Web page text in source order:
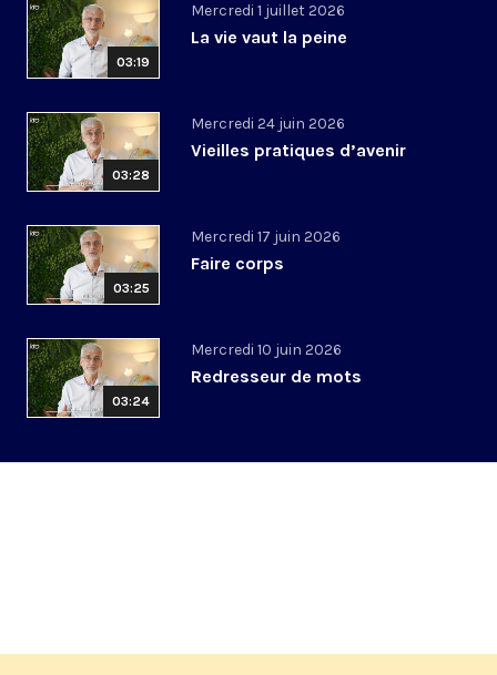
03:19
Mercredi 1 juillet 2026
La vie vaut la peine
03:28
Mercredi 24 juin 2026
Vieilles pratiques d’avenir
03:25
Mercredi 17 juin 2026
Faire corps
03:24
Mercredi 10 juin 2026
Redresseur de mots